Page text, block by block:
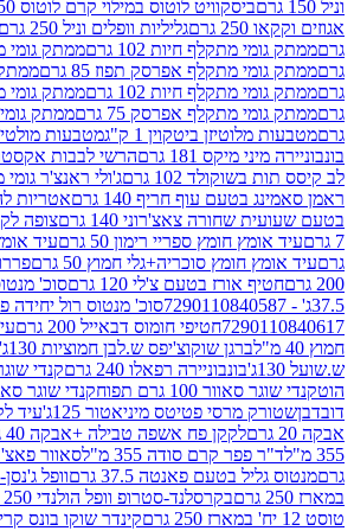
ביסקוויט לוטוס במילוי קרם לוטוס 150 גרם
גרם
גליליות וופלים וניל 250 גרם
מתקלף חיות 102 גרם
מתקלף אפרסק תפוז 85 גרם
מתקלף חיות 102 גרם
מתקלף אפרסק 75 גרם
ביטקוין 1 ק"ג
מטבעות מולטיזן 5 ש"ח 1 ק"ג
מיקס 181 גרם
הרשי לבבות אקסטרה קרימי 181 גרם
102 גרם
ג'ולי ראנצ'ר גומי מארז לב 107 גרם
עוף חריף 140 גרם
אטריות להכנה
שחורה צאצ'רוני 140 גרם
צופה לקריץ שטוח
חומץ ספריי רימון 50 גרם
חומץ סוכריה+גלי חמוץ 50 גרם
פררו רושר 100ג'
אורז בטעם צ'לי 120 גרם
סוכ' מנטוס רול
סוכ' מנטוס רול יחידה
חטיפי חומוס דבאייל 200 גרם
עיד אומץ
ברגן שוקוצ'יפס ש.לבן חמוציות 130ג'
ברגן
בונבוניירה רפאלו 240 גרם
100 גרם תפוח
קנדי שוגר סאוור 100 גרם
מרסי פטיטס מיניאטור 125ג'
עיד לקקן אסלה
לקקן פח אשפה טבילה +אבקה 40 גרם
ד"ר
פפר קרם סודה 355 מ"ל
בטעם פאנטה 37.5 גרם
בקרסלנד-סטרופ וופל הולנדי 250 גרם
תחנת
קינדר שוקו בונס קריספי 67.2 גרם